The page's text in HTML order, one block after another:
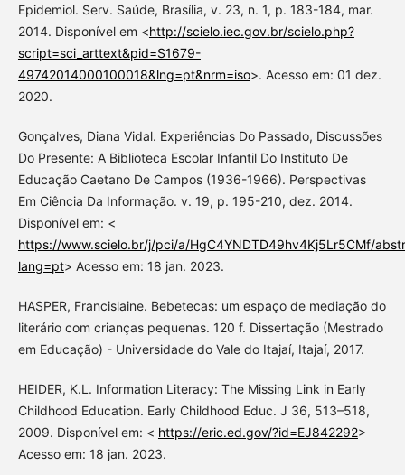
Epidemiol. Serv. Saúde, Brasília, v. 23, n. 1, p. 183-184, mar.
2014. Disponível em <http://scielo.iec.gov.br/scielo.php?
script=sci_arttext&pid=S1679-
49742014000100018&lng=pt&nrm=iso>. Acesso em: 01 dez.
2020.
Gonçalves, Diana Vidal. Experiências Do Passado, Discussões
Do Presente: A Biblioteca Escolar Infantil Do Instituto De
Educação Caetano De Campos (1936-1966). Perspectivas
Em Ciência Da Informação. v. 19, p. 195-210, dez. 2014.
Disponível em: <
https://www.scielo.br/j/pci/a/HgC4YNDTD49hv4Kj5Lr5CMf/
lang=pt> Acesso em: 18 jan. 2023.
HASPER, Francislaine. Bebetecas: um espaço de mediação do
literário com crianças pequenas. 120 f. Dissertação (Mestrado
em Educação) - Universidade do Vale do Itajaí, Itajaí, 2017.
HEIDER, K.L. Information Literacy: The Missing Link in Early
Childhood Education. Early Childhood Educ. J 36, 513–518,
2009. Disponível em: < https://eric.ed.gov/?id=EJ842292>
Acesso em: 18 jan. 2023.